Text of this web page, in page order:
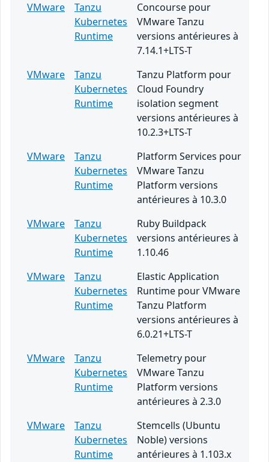
VMware
Tanzu
Kubernetes
Runtime
Concourse pour
VMware Tanzu
versions antérieures à
7.14.1+LTS-T
VMware
Tanzu
Kubernetes
Runtime
Tanzu Platform pour
Cloud Foundry
isolation segment
versions antérieures à
10.2.3+LTS-T
VMware
Tanzu
Kubernetes
Runtime
Platform Services pour
VMware Tanzu
Platform versions
antérieures à 10.3.0
VMware
Tanzu
Kubernetes
Runtime
Ruby Buildpack
versions antérieures à
1.10.46
VMware
Tanzu
Kubernetes
Runtime
Elastic Application
Runtime pour VMware
Tanzu Platform
versions antérieures à
6.0.21+LTS-T
VMware
Tanzu
Kubernetes
Runtime
Telemetry pour
VMware Tanzu
Platform versions
antérieures à 2.3.0
VMware
Tanzu
Kubernetes
Runtime
Stemcells (Ubuntu
Noble) versions
antérieures à 1.103.x